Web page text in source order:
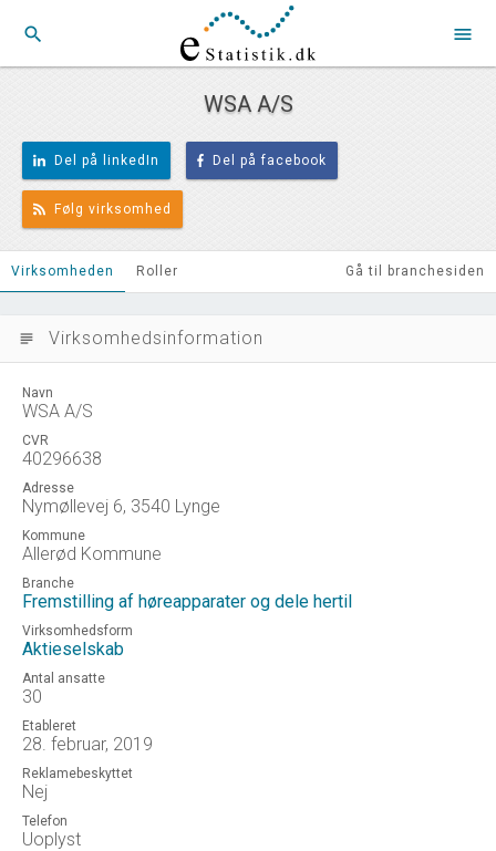
search menu
WSA A/S
Del på linkedIn Del på facebook
Følg virksomhed
Virksomheden Roller Gå til branchesiden
subject Virksomhedsinformation
Navn
WSA A/S
CVR
40296638
Adresse
Nymøllevej 6, 3540 Lynge
Kommune
Allerød Kommune
Branche
Fremstilling af høreapparater og dele hertil
Virksomhedsform
Aktieselskab
Antal ansatte
30
Etableret
28. februar, 2019
Reklamebeskyttet
Nej
Telefon
Uoplyst